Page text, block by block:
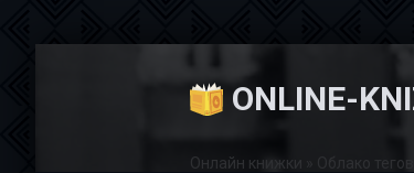
ONLINE-
Онлайн книжки Облако тегов